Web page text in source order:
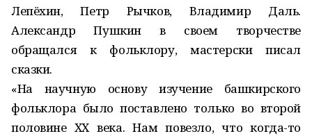
Лепёхин, Петр Рычков, Владимир Даль.
Александр Пушкин в своем творчестве
обращался к фольклору, мастерски писал
сказки.
«На научную основу изучение башкирского
фольклора было поставлено только во второй
половине ХХ века. Нам повезло, что когда-то